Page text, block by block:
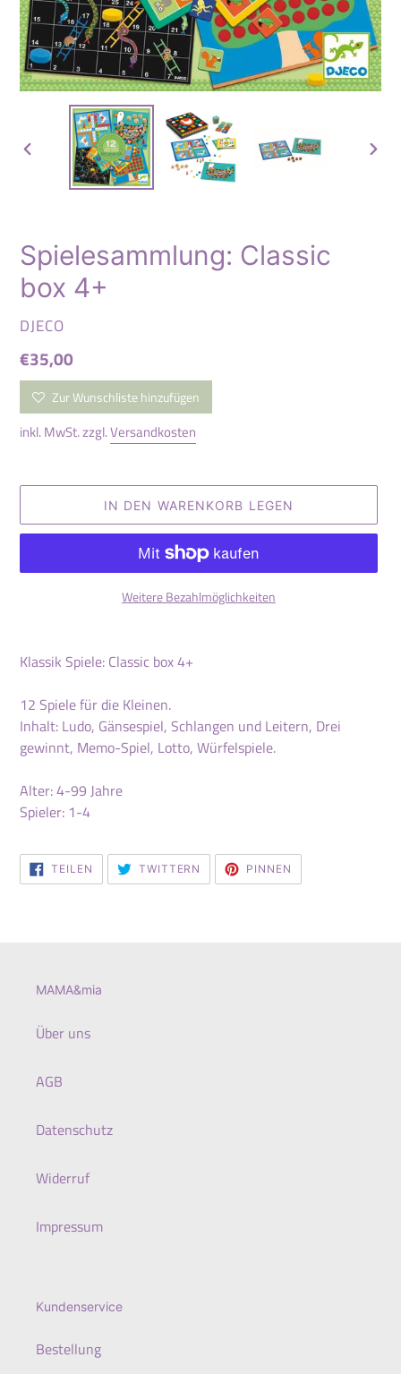
VORHERIGER
SCHIEBER
Spielesammlung: Classic
box 4+
VERKÄUFER
DJECO
Normaler
Preis
€35,00
Zur Wunschliste hinzufügen
inkl. MwSt. zzgl.Versandkosten
IN DEN WARENKORB LEGEN
Weitere Bezahlmöglichkeiten
wird
zum
hinzugefügt
Klassik Spiele: Classic box 4+
12 Spiele für die Kleinen.
Inhalt: Ludo, Gänsespiel, Schlangen und Leitern, Drei
gewinnt, Memo-Spiel, Lotto, Würfelspiele.
Alter: 4-99 Jahre
Spieler: 1-4
TEILEN
FACEBOOK
TEILEN
TWITTERN
TWITTER
TWITTERN
PINNEN
PINNEN
MAMA&mia
Über uns
AGB
Datenschutz
Widerruf
Impressum
Kundenservice
Bestellung